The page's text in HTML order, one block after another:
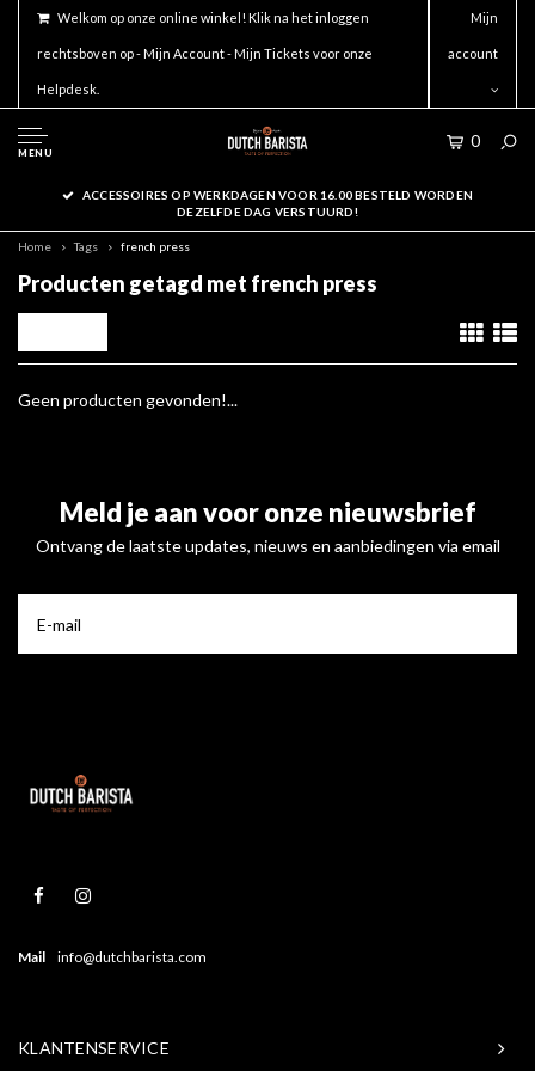
Welkom op onze online winkel! Klik na het inloggen
rechtsboven op - Mijn Account - Mijn Tickets voor onze
Helpdesk.
Mijn
account
MENU
0
ACCESSOIRES OP WERKDAGEN VOOR 16.00 BESTELD WORDEN
DEZELFDE DAG VERSTUURD!
Home Tags french press
Producten getagd met french press
Geen producten gevonden!...
Meld je aan voor onze nieuwsbrief
Ontvang de laatste updates, nieuws en aanbiedingen via email
Mail info@dutchbarista.com
KLANTENSERVICE